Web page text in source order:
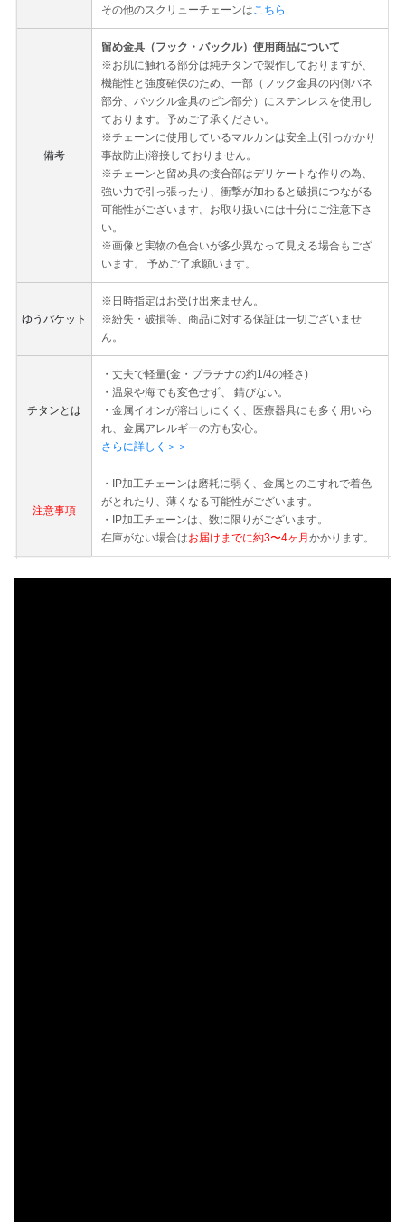
その他のスクリューチェーンはこちら
備考
留め金具（フック・バックル）使用商品について
※お肌に触れる部分は純チタンで製作しておりますが、
機能性と強度確保のため、一部（フック金具の内側バネ
部分、バックル金具のピン部分）にステンレスを使用し
ております。予めご了承ください。
※チェーンに使用しているマルカンは安全上(引っかかり
事故防止)溶接しておりません。
※チェーンと留め具の接合部はデリケートな作りの為、
強い力で引っ張ったり、衝撃が加わると破損につながる
可能性がございます。お取り扱いには十分にご注意下さ
い。
※画像と実物の色合いが多少異なって見える場合もござ
います。 予めご了承願います。
ゆうパケット
※日時指定はお受け出来ません。
※紛失・破損等、商品に対する保証は一切ございませ
ん。
チタンとは
・丈夫で軽量(金・プラチナの約1/4の軽さ)
・温泉や海でも変色せず、 錆びない。
・金属イオンが溶出しにくく、医療器具にも多く用いら
れ、金属アレルギーの方も安心。
さらに詳しく＞＞
注意事項
・IP加工チェーンは磨耗に弱く、金属とのこすれで着色
がとれたり、薄くなる可能性がございます。
・IP加工チェーンは、数に限りがございます。
在庫がない場合はお届けまでに約3〜4ヶ月 かかります。